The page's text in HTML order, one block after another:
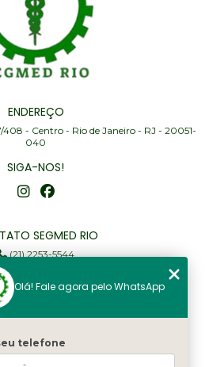
ENDEREÇO
408 - Centro - Rio de Janeiro - RJ - 20051-
040
SIGA-NOS!
SEGMED RIO
(21) 2253-5544
(21) 97905-3352
Home
Olá! Fale agora pelo WhatsApp
telefone